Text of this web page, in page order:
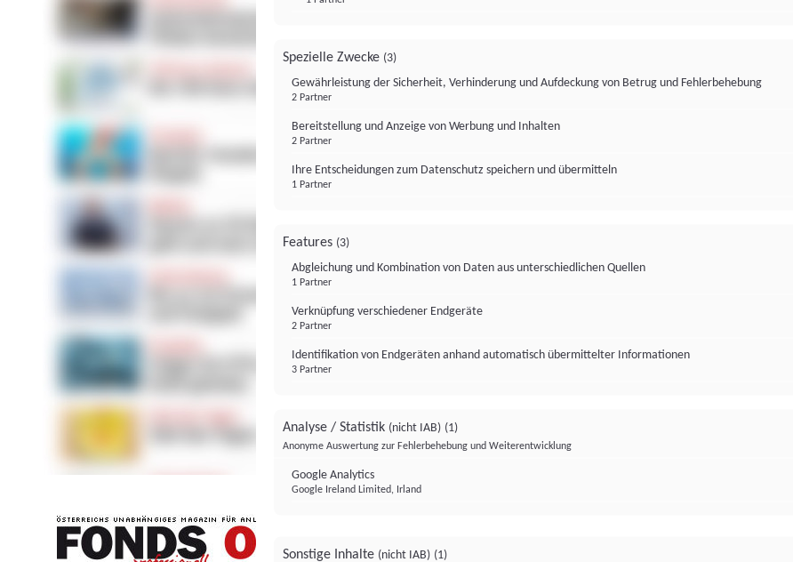
Spezielle Zwecke (3)
Gewährleistung der Sicherheit, Verhinderung und Aufdeckung von Betrug und Fehlerbehebung
2 Partner
Bereitstellung und Anzeige von Werbung und Inhalten
2 Partner
Ihre Entscheidungen zum Datenschutz speichern und übermitteln
1 Partner
Features (3)
Abgleichung und Kombination von Daten aus unterschiedlichen Quellen
1 Partner
Verknüpfung verschiedener Endgeräte
2 Partner
Identifikation von Endgeräten anhand automatisch übermittelter Informationen
3 Partner
Analyse / Statistik (nicht IAB) (1)
Anonyme Auswertung zur Fehlerbehebung und Weiterentwicklung
Google Analytics
Google Ireland Limited, Irland
Sonstige Inhalte (nicht IAB) (1)